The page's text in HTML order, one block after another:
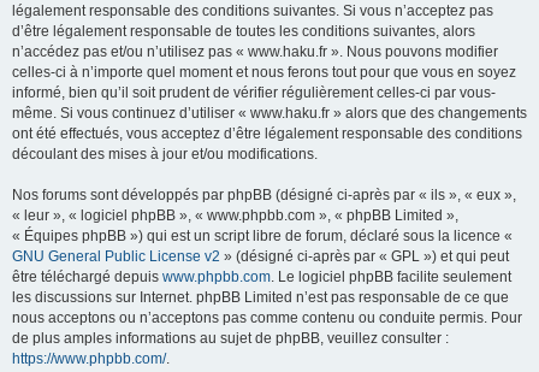
e
légalement responsable des conditions suivantes. Si vous n’acceptez pas
d’être légalement responsable de toutes les conditions suivantes, alors
n’accédez pas et/ou n’utilisez pas « www.haku.fr ». Nous pouvons modifier
celles-ci à n’importe quel moment et nous ferons tout pour que vous en soyez
informé, bien qu’il soit prudent de vérifier régulièrement celles-ci par vous-
même. Si vous continuez d’utiliser « www.haku.fr » alors que des changements
ont été effectués, vous acceptez d’être légalement responsable des conditions
découlant des mises à jour et/ou modifications.
Nos forums sont développés par phpBB (désigné ci-après par « ils », « eux »,
« leur », « logiciel phpBB », « www.phpbb.com », « phpBB Limited »,
« Équipes phpBB ») qui est un script libre de forum, déclaré sous la licence «
GNU General Public License v2 » (désigné ci-après par « GPL ») et qui peut
être téléchargé depuis www.phpbb.com. Le logiciel phpBB facilite seulement
les discussions sur Internet. phpBB Limited n’est pas responsable de ce que
nous acceptons ou n’acceptons pas comme contenu ou conduite permis. Pour
de plus amples informations au sujet de phpBB, veuillez consulter :
https://www.phpbb.com/.